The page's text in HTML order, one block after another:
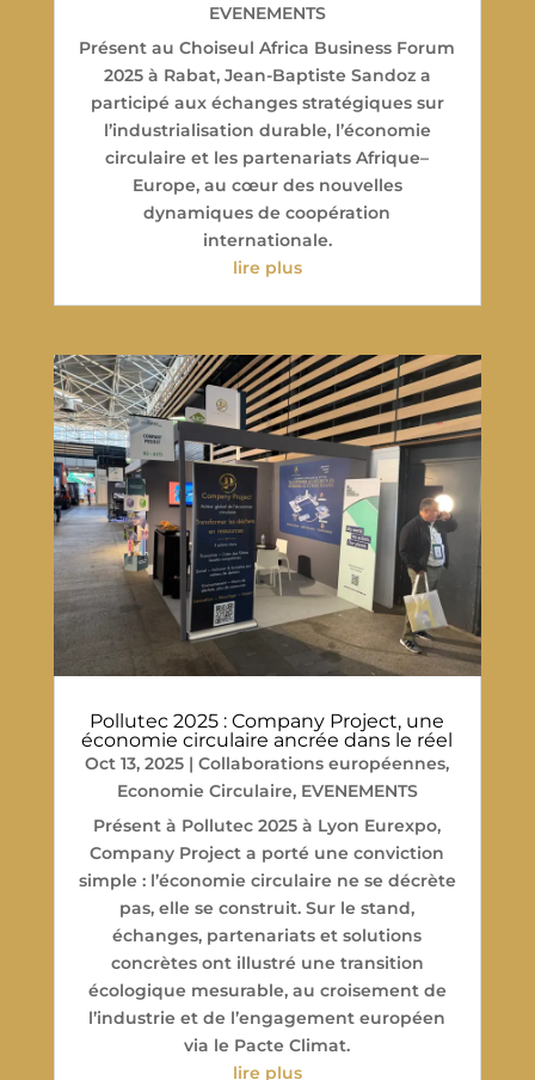
EVENEMENTS
Présent au Choiseul Africa Business Forum
2025 à Rabat, Jean-Baptiste Sandoz a
participé aux échanges stratégiques sur
l’industrialisation durable, l’économie
circulaire et les partenariats Afrique–
Europe, au cœur des nouvelles
dynamiques de coopération
internationale.
lire plus
Pollutec 2025 : Company Project, une
économie circulaire ancrée dans le réel
Oct 13, 2025 |Collaborations européennes,
Economie Circulaire, EVENEMENTS
Présent à Pollutec 2025 à Lyon Eurexpo,
Company Project a porté une conviction
simple : l’économie circulaire ne se décrète
pas, elle se construit. Sur le stand,
échanges, partenariats et solutions
concrètes ont illustré une transition
écologique mesurable, au croisement de
l’industrie et de l’engagement européen
via le Pacte Climat.
lire plus